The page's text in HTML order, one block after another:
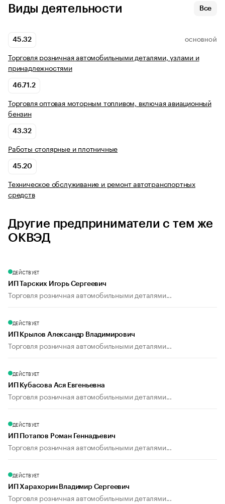
Виды деятельности Все
45.32 ОСНОВНОЙ
Торговля розничная автомобильными деталями, узлами и
принадлежностями
46.71.2
Торговля оптовая моторным топливом, включая авиационный
бензин
43.32
Работы столярные и плотничные
45.20
Техническое обслуживание и ремонт автотранспортных
средств
Другие предприниматели с тем же
ОКВЭД
ДЕЙСТВУЕТ
ИП Тарских Игорь Сергеевич
Торговля розничная автомобильными деталями...
ДЕЙСТВУЕТ
ИП Крылов Александр Владимирович
Торговля розничная автомобильными деталями...
ДЕЙСТВУЕТ
ИП Кубасова Ася Евгеньевна
Торговля розничная автомобильными деталями...
ДЕЙСТВУЕТ
ИП Потапов Роман Геннадьевич
Торговля розничная автомобильными деталями...
ДЕЙСТВУЕТ
ИП Харахорин Владимир Сергеевич
Торговля розничная автомобильными деталями...